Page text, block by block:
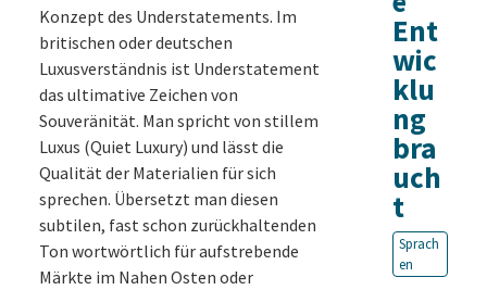
Konzept des Understatements. Im
britischen oder deutschen
Luxusverständnis ist Understatement
das ultimative Zeichen von
Souveränität. Man spricht von stillem
Luxus (Quiet Luxury) und lässt die
Qualität der Materialien für sich
sprechen. Übersetzt man diesen
subtilen, fast schon zurückhaltenden
Ton wortwörtlich für aufstrebende
Märkte im Nahen Osten oder
Ent
wic
klu
ng
bra
uch
t
Sprach
en